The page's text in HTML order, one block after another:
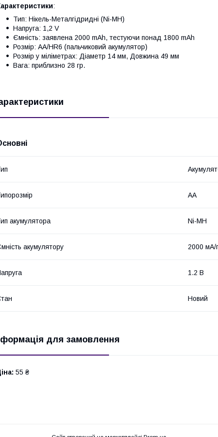
:
Тип: Нікель-Металгідридні (Ni-MH)
Напруга: 1,2 V
Ємність: заявлена 2000 mAh, тестуючи понад 1800 mAh
Розмір: АA/HR6 (пальчиковий акумулятор)
Розмір у міліметрах: Діаметр 14 мм, Довжина 49 мм
Вага: приблизно 28 гр.
AA
акумулятора Ni-MH
акумулятору 2000 мА/
1.2 В
Новий
для замовлення
55 ₴